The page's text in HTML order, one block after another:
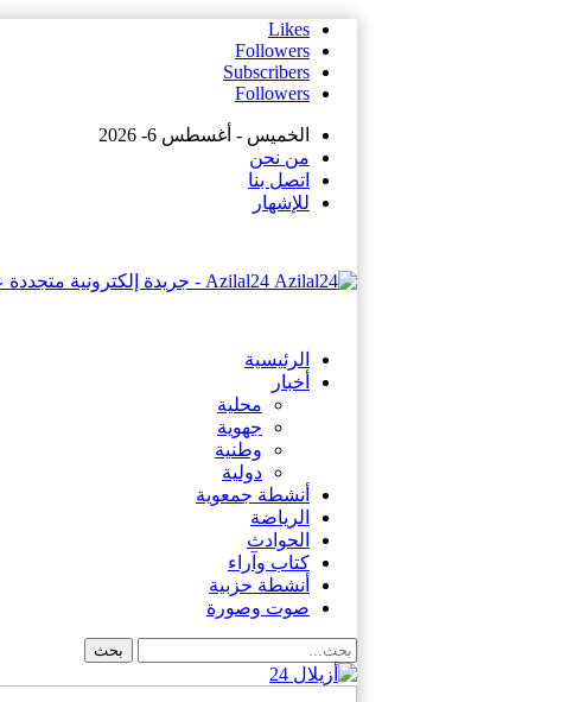
Likes
Followers
Subscribers
Followers
الخميس - أغسطس 6- 2026
من نحن
اتصل بنا
للإشهار
Azilal24 - جريدة إلكترونية متجددة على مدار الساعة
الرئيسية
أخبار
محلية
جهوية
وطنية
دولية
أنشطة جمعوية
الرياضة
الحوادث
كتاب وآراء
أنشطة حزبية
صوت وصورة